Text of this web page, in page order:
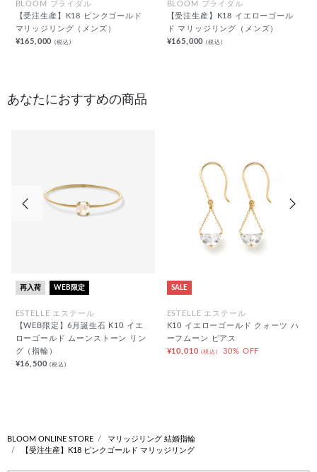
BLOOM ブライダル
【受注生産】K18 ピンクゴールド
マリッジリング（メンズ）
¥165,000(税込)
BLOOM ブライダル
【受注生産】K18 イエローゴール
ド マリッジリング（メンズ）
¥165,000(税込)
あなたにおすすめの商品
再入荷 WEB限定
ESTELLE エステール
【WEB限定】6月誕生石 K10 イエ
ローゴールド ムーンストーン リン
グ（指輪）
¥16,500(税込)
SALE
ESTELLE エステール
K10 イエローゴールド クォーツ ハ
ーフムーン ピアス
¥10,010(税込) 30% OFF
前の画像
BLOOM ONLINE STORE
マリッジリング 結婚指輪
【受注生産】K18 ピンクゴールド マリッジリング